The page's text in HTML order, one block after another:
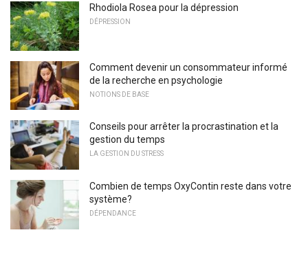
Rhodiola Rosea pour la dépression
DÉPRESSION
Comment devenir un consommateur informé
de la recherche en psychologie
NOTIONS DE BASE
Conseils pour arrêter la procrastination et la
gestion du temps
LA GESTION DU STRESS
Combien de temps OxyContin reste dans votre
système?
DÉPENDANCE